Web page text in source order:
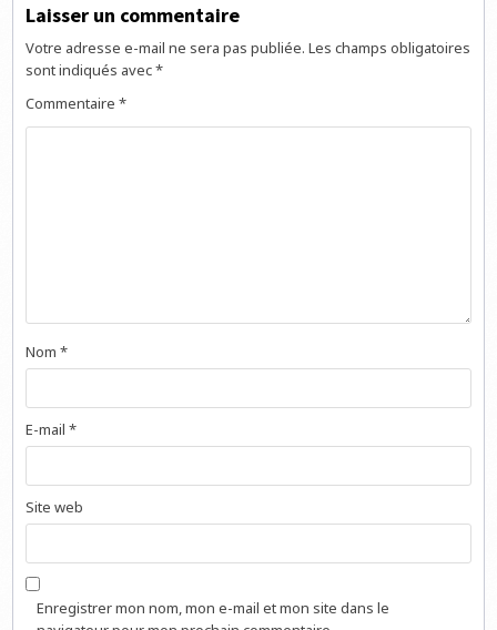
Laisser un commentaire
Votre adresse e-mail ne sera pas publiée. Les champs obligatoires
sont indiqués avec*
Commentaire*
Nom*
E-mail*
Site web
Enregistrer mon nom, mon e-mail et mon site dans le